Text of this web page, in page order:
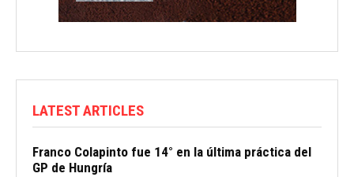
LATEST ARTICLES
Franco Colapinto fue 14° en la última práctica del
GP de Hungría